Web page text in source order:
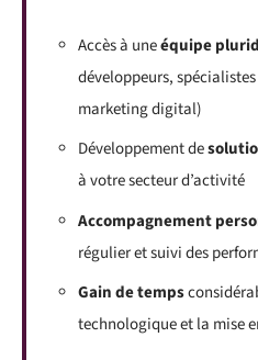
Accès à uneéquipe
développeurs, spécialistes
marketing digital)
Développement de
à votre secteur d’activité
Accompagnement
régulier et suivi des
Gain de temps
technologique et la mise